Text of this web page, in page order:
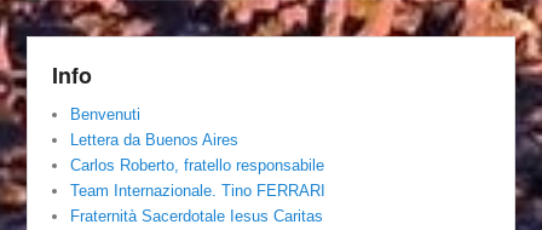
Info
Benvenuti
Lettera da Buenos Aires
Carlos Roberto, fratello responsabile
Team Internazionale. Tino FERRARI
Fraternità Sacerdotale Iesus Caritas